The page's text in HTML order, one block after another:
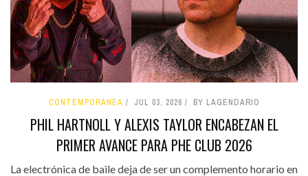
CONTEMPORÁNEA JUL 03, 2026 BY LAGENDARIO
PHIL HARTNOLL Y ALEXIS TAYLOR ENCABEZAN EL
PRIMER AVANCE PARA PHE CLUB 2026
La electrónica de baile deja de ser un complemento horario en